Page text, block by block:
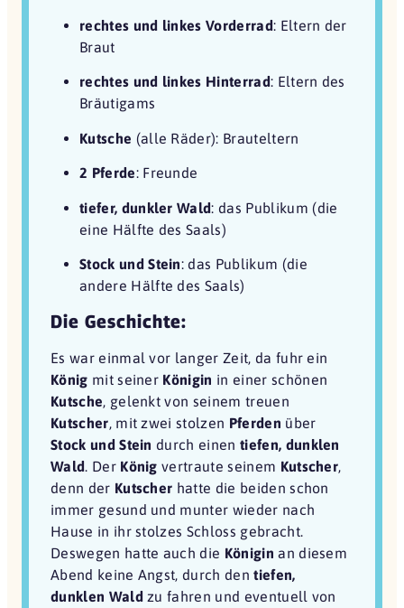
rechtes und linkes Vorderrad: Eltern der
Braut
rechtes und linkes Hinterrad: Eltern des
Bräutigams
Kutsche (alle Räder): Brauteltern
2 Pferde: Freunde
tiefer, dunkler Wald: das Publikum (die
eine Hälfte des Saals)
Stock und Stein: das Publikum (die
andere Hälfte des Saals)
Die Geschichte:
Es war einmal vor langer Zeit, da fuhr ein
König mit seiner Königin in einer schönen
Kutsche, gelenkt von seinem treuen
Kutscher, mit zwei stolzen Pferden über
Stock und Stein durch einen tiefen, dunklen
Wald. Der König vertraute seinem Kutscher,
denn der Kutscher hatte die beiden schon
immer gesund und munter wieder nach
Hause in ihr stolzes Schloss gebracht.
Deswegen hatte auch die Königin an diesem
Abend keine Angst, durch dentiefen,
dunklen Waldzu fahren und eventuell von